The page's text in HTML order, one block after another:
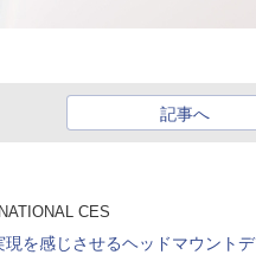
記事へ
CES
を感じさせるヘッドマウントデ